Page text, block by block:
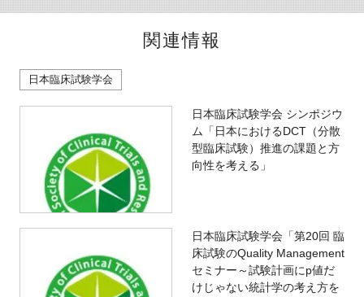
関連情報
日本臨床試験学会
日本臨床試験学会 シンポジウ
ム「日本におけるDCT（分散
型臨床試験）推進の課題と方
向性を考える」
日本臨床試験学会「第20回 臨
床試験のQuality Management
セミナー～試験計画にp値だ
けじゃない統計学の考え方を